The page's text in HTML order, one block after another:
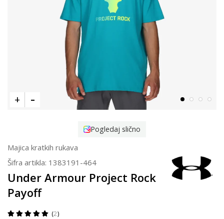
Pogledaj slično
Majica kratkih rukava
Šifra artikla: 1383191-464
Under Armour Project Rock
Payoff
2